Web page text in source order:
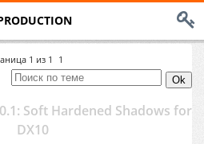
1 из 1 1
Soft Hardened Shadows for
DX10